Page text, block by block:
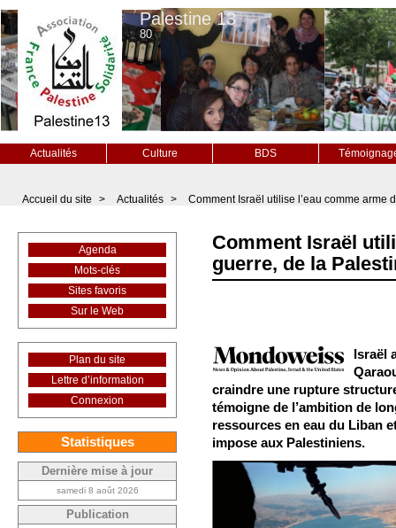
Palestine 13
80
Actualités Culture BDS
Accueil du site > Actualités > Comment Israël utilise l’eau comme arme
Comment Israël
guerre, de la
Israël
craindre une rupture
témoigne de l’ambition de
ressources en eau du Liban
impose aux Palestiniens.
Agenda
Mots-clés
Sites favoris
Sur le Web
Plan du site
Lettre d’information
Connexion
Statistiques
Dernière mise à jour
samedi 8 août 2026
Publication